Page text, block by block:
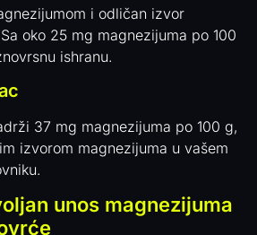
i odličan izvor
oko 25 mg magnezijuma po 100
ishranu.
37 mg magnezijuma po 100 g,
izvorom magnezijuma u vašem
unos magnezijuma